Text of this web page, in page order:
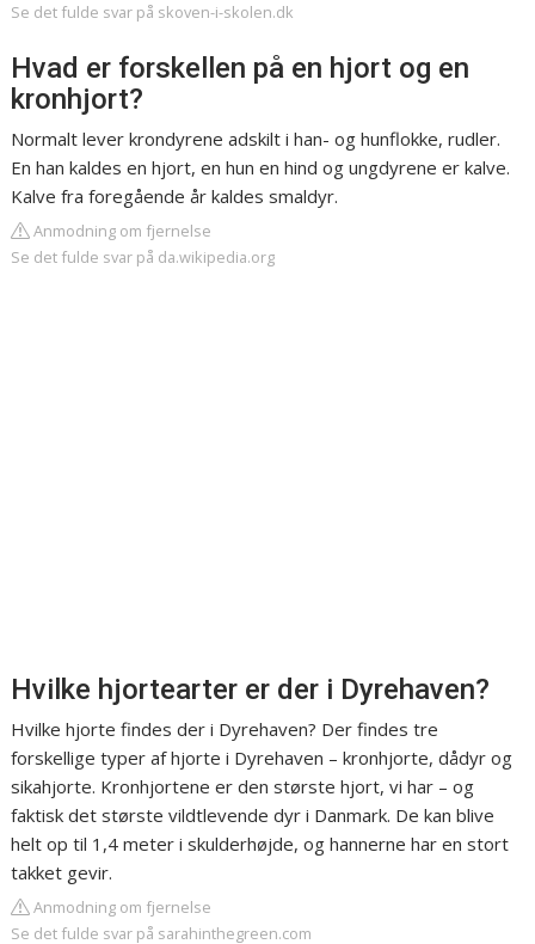
Se det fulde svar på skoven-i-skolen.dk
Hvad er forskellen på en hjort og en
kronhjort?
Normalt lever krondyrene adskilt i han- og hunflokke, rudler.
En han kaldes en hjort, en hun en hind og ungdyrene er kalve.
Kalve fra foregående år kaldes smaldyr.
Anmodning om fjernelse
Se det fulde svar på da.wikipedia.org
Hvilke hjortearter er der i Dyrehaven?
Hvilke hjorte findes der i Dyrehaven? Der findes tre
forskellige typer af hjorte i Dyrehaven – kronhjorte, dådyr og
sikahjorte. Kronhjortene er den største hjort, vi har – og
faktisk det største vildtlevende dyr i Danmark. De kan blive
helt op til 1,4 meter i skulderhøjde, og hannerne har en stort
takket gevir.
Anmodning om fjernelse
Se det fulde svar på sarahinthegreen.com